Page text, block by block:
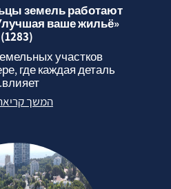
земель работают
ваше жильё»
(1283)
участков
где каждая деталь
влияет...
המשך